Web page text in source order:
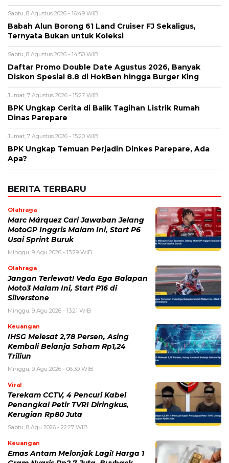
Diskon Spesial 8.8 di HokBen hingga Burger King ‎
Jumat, 7 Agustus 2026 - 15:27 WIB
BPK Ungkap Cerita di Balik Tagihan Listrik Rumah
Dinas Parepare
Jumat, 7 Agustus 2026 - 15:20 WIB
BPK Ungkap Temuan Perjadin Dinkes Parepare, Ada
Apa?
BERITA TERBARU
Olahraga
Marc Márquez Cari Jawaban Jelang
MotoGP Inggris Malam Ini, Start P6
Usai Sprint Buruk
Olahraga
Jangan Terlewat! Veda Ega Balapan
Moto3 Malam Ini, Start P16 di
Silverstone
Minggu, 9 Agu 2026 - 13:21 WIB
Keuangan
IHSG Melesat 2,78 Persen, Asing
Kembali Belanja Saham Rp1,24
Triliun
Minggu, 9 Agu 2026 - 06:39 WIB
Viral
Terekam CCTV, 4 Pencuri Kabel
Penangkal Petir TVRI Diringkus,
Kerugian Rp80 Juta
Sabtu, 8 Agu 2026 - 22:27 WIB
Keuangan
Emas Antam Melonjak Lagi! Harga 1
Gram Nyaris Rp2,7 Juta, Buyback
Naik Rp50 Ribu
Sabtu, 8 Agu 2026 - 22:09 WIB
POPULER